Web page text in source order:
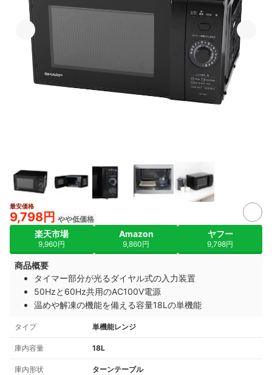
最安価格
9,798円 やや低価格
楽天市場
9,960円
Amazon
9,860円
ヤフー
9,798円
商品概要
タイマー部分が光るダイヤル式の入力装置
50Hzと60Hz共用のAC100V電源
温めや解凍の機能を備える容量18Lの単機能
タイプ 単機能レンジ
庫内容量 18L
庫内形状 ターンテーブル